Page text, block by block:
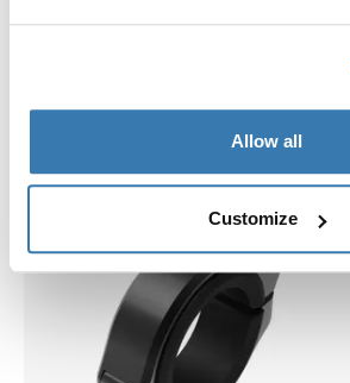
Allow all
Customize